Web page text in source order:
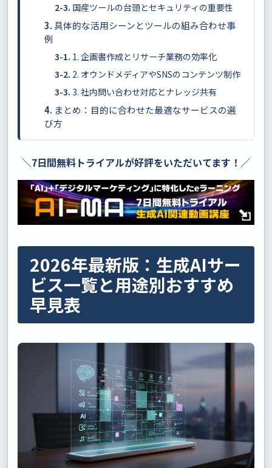
国産ツールの台頭とセキュリティの重要性
具体的な活用シーンとツールの組み合わせ事
例
1. 企画書作成とリサーチ業務の効率化
2. オウンドメディアやSNSのコンテンツ制作
3. 社内問い合わせ対応とナレッジ共有
まとめ：目的に合わせた最適なサービスの選
び方
＼7日間無料トライアルが好評をいただいてます！／
2026年最新版：生成AIサー
ビス一覧と用途別おすすめ
早見表